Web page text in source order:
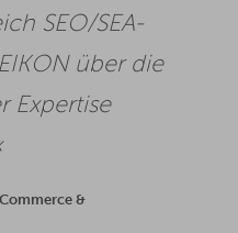
SEO/SEA-
über die
Expertise
&